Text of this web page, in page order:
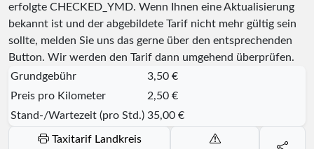
erfolgte CHECKED_YMD. Wenn Ihnen eine Aktualisierung
bekannt ist und der abgebildete Tarif nicht mehr gültig sein
sollte, melden Sie uns das gerne über den entsprechenden
Button. Wir werden den Tarif dann umgehend überprüfen.
Grundgebühr
3,50 €
Preis pro Kilometer
2,50 €
Stand-/Wartezeit (pro Std.) 35,00 €
Taxitarif Landkreis